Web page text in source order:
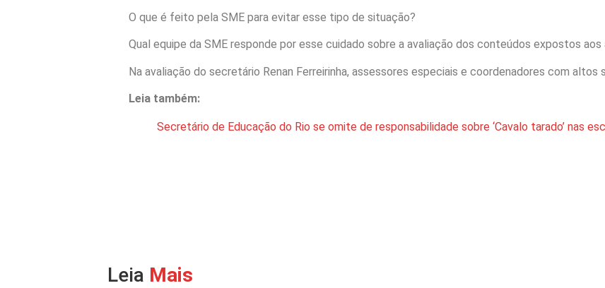
O que é feito pela SME para evitar esse tipo de situação?
Qual equipe da SME responde por esse cuidado sobre a avaliação dos conteúdos expostos aos
Na avaliação do secretário Renan Ferreirinha, assessores especiais e coordenadores com altos
Leia também:
Secretário de Educação do Rio se omite de responsabilidade sobre ‘Cavalo tarado’ nas
Leia Mais